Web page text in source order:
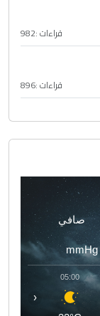
قراءات :982
قراءات :896
صافي
mmHg
05:00
‹